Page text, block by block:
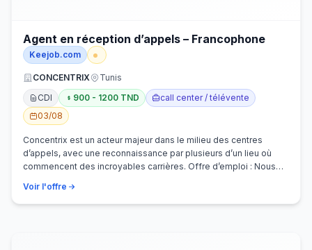
Agent en réception d’appels – Francophone
Keejob.com
CONCENTRIX
Tunis
CDI
900 - 1200 TND
call center / télévente
03/08
Concentrix est un acteur majeur dans le milieu des centres
d’appels, avec une reconnaissance par plusieurs d’un lieu où
commencent des incroyables carrières. Offre d’emploi : Nous
Voir l'offre